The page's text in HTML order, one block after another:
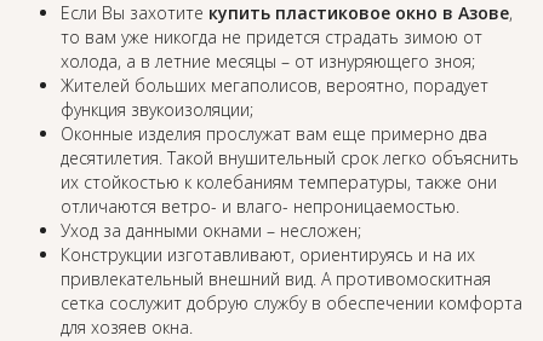
Если Вы захотите купить пластиковое окно в Азове,
то вам уже никогда не придется страдать зимою от
холода, а в летние месяцы – от изнуряющего зноя;
Жителей больших мегаполисов, вероятно, порадует
функция звукоизоляции;
Оконные изделия прослужат вам еще примерно два
десятилетия. Такой внушительный срок легко объяснить
их стойкостью к колебаниям температуры, также они
отличаются ветро- и влаго- непроницаемостью.
Уход за данными окнами – несложен;
Конструкции изготавливают, ориентируясь и на их
привлекательный внешний вид. А противомоскитная
сетка сослужит добрую службу в обеспечении комфорта
для хозяев окна.